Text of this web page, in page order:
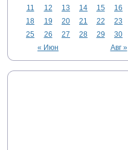
« Июн Авг »
11
12 13 14 15 16
18
19 20 21 22 23
25
26 27 28 29 30